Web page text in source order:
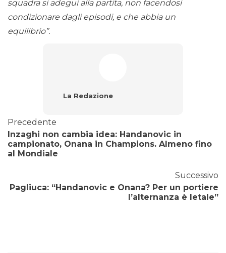
squadra si adegui alla partita, non facendosi
condizionare dagli episodi, e che abbia un
equilibrio”.
La Redazione
Precedente
Inzaghi non cambia idea: Handanovic in
campionato, Onana in Champions. Almeno fino
al Mondiale
Successivo
Pagliuca: “Handanovic e Onana? Per un portiere
l’alternanza è letale”